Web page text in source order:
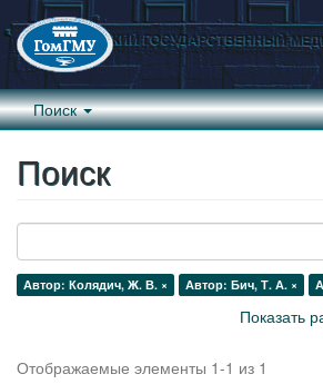
Поиск
Поиск
Автор: Колядич, Ж. В. × Автор: Бич, Т. А. ×
Показать
Отображаемые элементы 1-1 из 1